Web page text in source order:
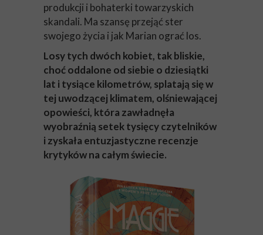
produkcji i bohaterki towarzyskich
skandali. Ma szansę przejąć ster
swojego życia i jak Marian ograć los.
Losy tych dwóch kobiet, tak bliskie,
choć oddalone od siebie o dziesiątki
lat i tysiące kilometrów, splatają się w
tej uwodzącej klimatem, olśniewającej
opowieści, która zawładnęła
wyobraźnią setek tysięcy czytelników
i zyskała entuzjastyczne recenzje
krytyków na całym świecie.